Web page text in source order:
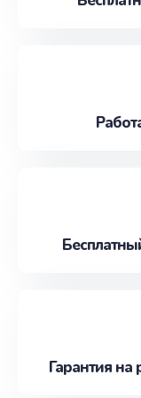
Гарантия на